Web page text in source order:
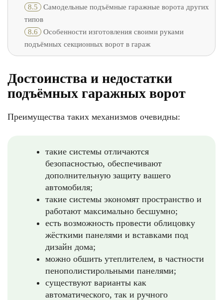
8.5 Самодельные подъёмные гаражные ворота других
типов
8.6 Особенности изготовления своими руками
подъёмных секционных ворот в гараж
Достоинства и недостатки
подъёмных гаражных ворот
Преимущества таких механизмов очевидны:
такие системы отличаются
безопасностью, обеспечивают
дополнительную защиту вашего
автомобиля;
такие системы экономят пространство и
работают максимально бесшумно;
есть возможность провести облицовку
жёсткими панелями и вставками под
дизайн дома;
можно обшить утеплителем, в частности
пенополистирольными панелями;
существуют варианты как
автоматического, так и ручного